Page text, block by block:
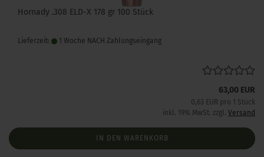
Hornady .308 ELD-X 178 gr 100 Stück
Lieferzeit: 1 Woche NACH Zahlungseingang
63,00 EUR
0,63 EUR pro 1 Stück
inkl. 19% MwSt. zzgl. Versand
IN DEN WARENKORB